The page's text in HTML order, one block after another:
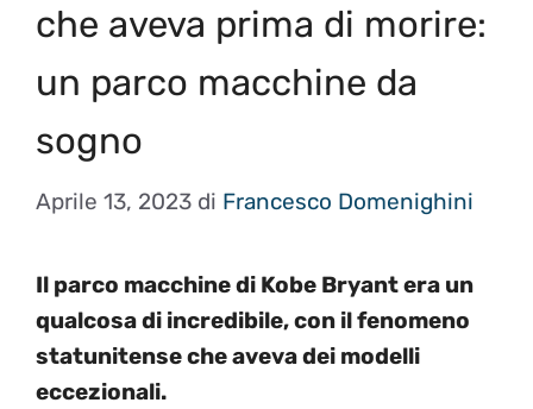
che aveva prima di morire:
un parco macchine da
sogno
Aprile 13, 2023 di Francesco Domenighini
Il parco macchine di Kobe Bryant era un
qualcosa di incredibile, con il fenomeno
statunitense che aveva dei modelli
eccezionali.